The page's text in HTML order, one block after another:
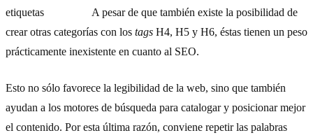
etiquetas
A pesar de que también existe la posibilidad de
crear otras categorías con los tags H4, H5 y H6, éstas tienen un peso
prácticamente inexistente en cuanto al SEO.
Esto no sólo favorece la legibilidad de la web, sino que también
ayudan a los motores de búsqueda para catalogar y posicionar mejor
el contenido. Por esta última razón, conviene repetir las palabras